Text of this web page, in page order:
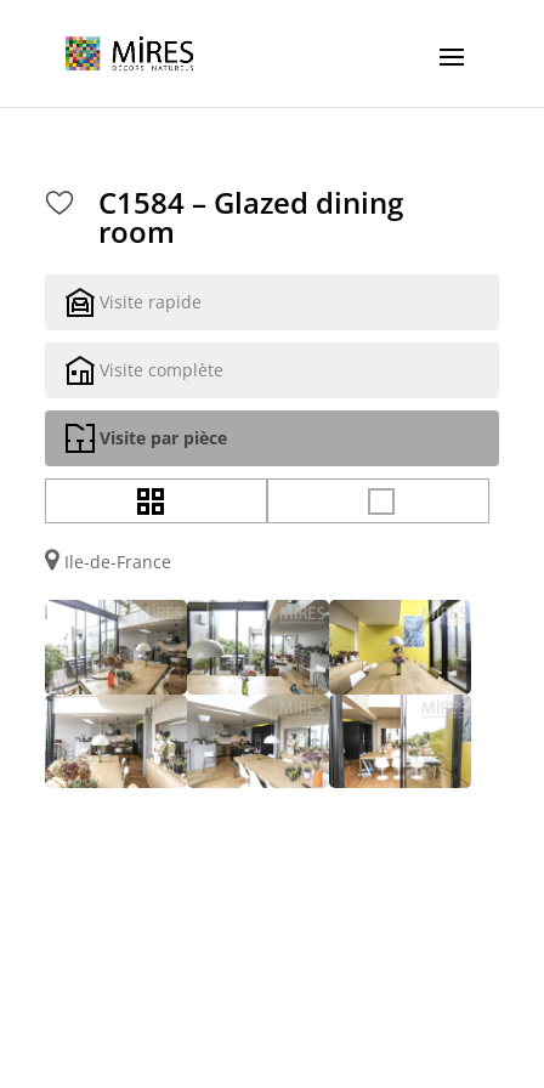
C1584 – Glazed dining
room
Visite rapide
Visite complète
Visite par pièce
Ile-de-France